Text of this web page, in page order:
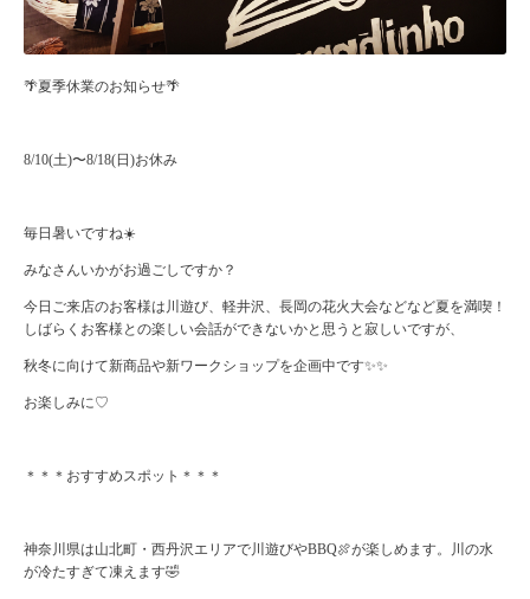
🌴夏季休業のお知らせ🌴
8/10(土)〜8/18(日)お休み
毎日暑いですね☀️
みなさんいかがお過ごしですか？
今日ご来店のお客様は川遊び、軽井沢、長岡の花火大会などなど夏を満喫！
しばらくお客様との楽しい会話ができないかと思うと寂しいですが、
秋冬に向けて新商品や新ワークショップを企画中です✨✨
お楽しみに♡
＊＊＊おすすめスポット＊＊＊
神奈川県は山北町・西丹沢エリアで川遊びやBBQ🍖が楽しめます。川の水
が冷たすぎて凍えます🤣